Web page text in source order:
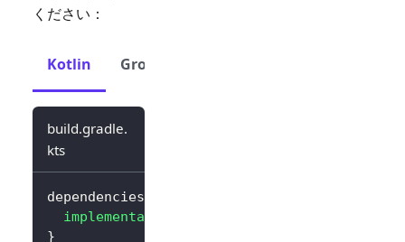
ください：
Kotlin Groovy
build.gradle.
kts
dependencies
implementation
}